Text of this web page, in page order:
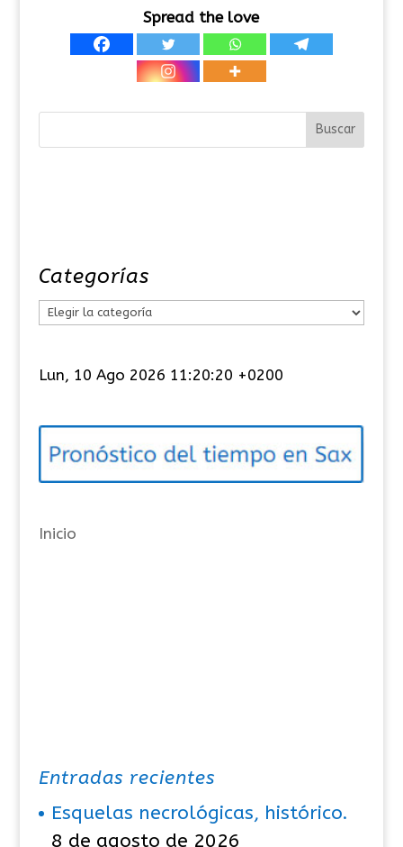
Spread the love
Categorías
e
o
í
s
Lun, 10 Ago 2026 11:20:21 +0200
Inicio
Entradas recientes
Esquelas necrológicas, histórico.
8 de agosto de 2026